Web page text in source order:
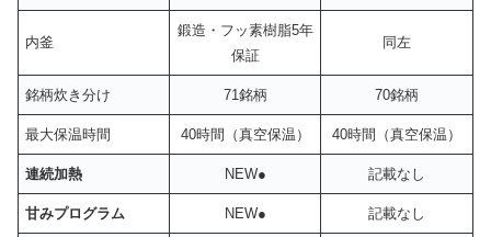
内釜
鍛造・フッ素樹脂5年
保証
同左
銘柄炊き分け 71銘柄 70銘柄
最大保温時間 40時間（真空保温） 40時間（真空保温）
連続加熱 NEW● 記載なし
甘みプログラム NEW● 記載なし